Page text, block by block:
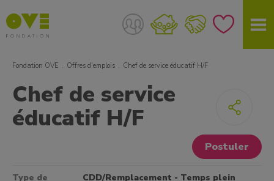
Fondation OVE Offres d'emplois Chef de service éducatif H/F
Postuler
Chef de service
éducatif H/F
Type de
CDD/Remplacement - Temps plein